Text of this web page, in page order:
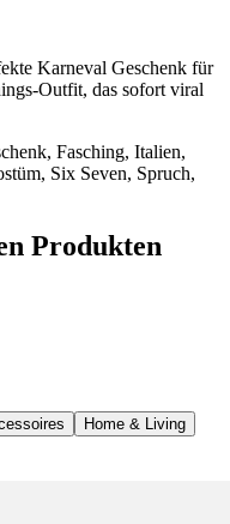
Karneval Geschenk für
Outfit, das sofort viral
Fasching, Italien,
Six Seven, Spruch,
Produkten
Home & Living